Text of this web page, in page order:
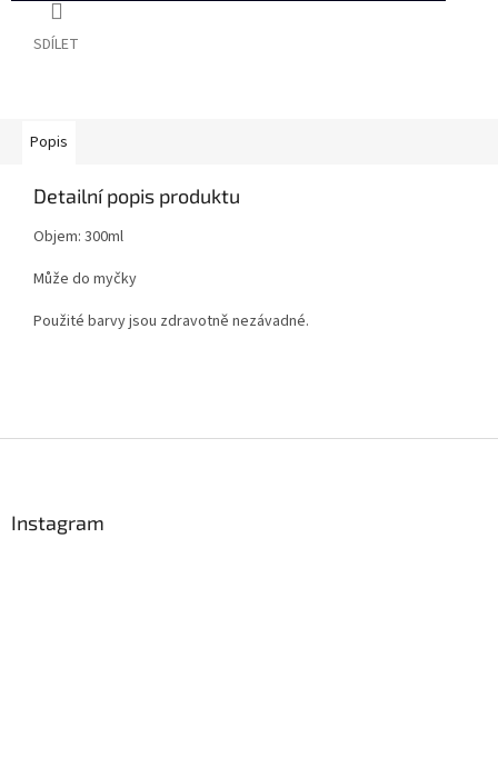
SDÍLET
Popis
Detailní popis produktu
Objem: 300ml
Může do myčky
Použité barvy jsou zdravotně nezávadné.
Instagram